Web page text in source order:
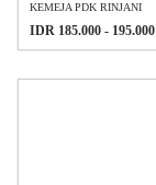
KEMEJA PDK RINJANI
IDR 185.000 - 195.000